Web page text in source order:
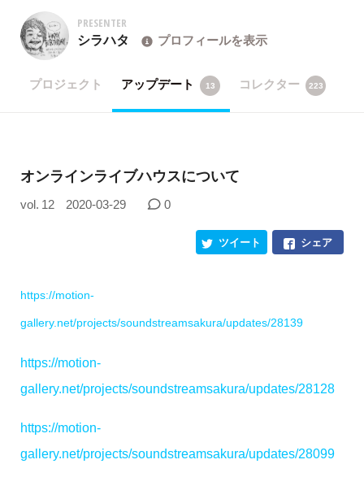
PRESENTER
シラハタ プロフィールを表示
プロジェクト アップデート 13 コレクター 223
オンラインライブハウスについて
vol. 12 2020-03-29 0
シェア
ツイート
https://motion-
gallery.net/projects/soundstreamsakura/updates/28139
https://motion-
gallery.net/projects/soundstreamsakura/updates/28128
https://motion-
gallery.net/projects/soundstreamsakura/updates/28099